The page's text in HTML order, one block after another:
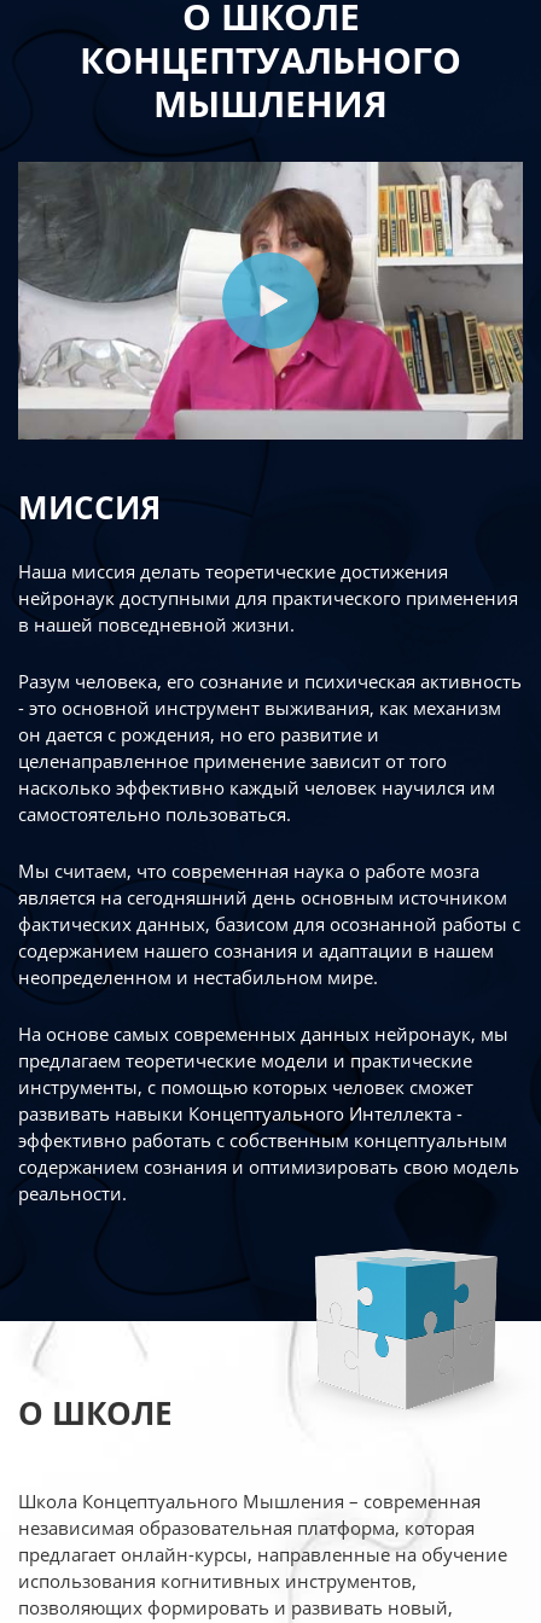
О ШКОЛЕ
КОНЦЕПТУАЛЬНОГО
МЫШЛЕНИЯ
МИССИЯ
Наша миссия делать теоретические достижения
нейронаук доступными для практического применения
в нашей повседневной жизни.
Разум человека, его сознание и психическая активность
- это основной инструмент выживания, как механизм
он дается с рождения, но его развитие и
целенаправленное применение зависит от того
насколько эффективно каждый человек научился им
самостоятельно пользоваться.
Мы считаем, что современная наука о работе мозга
является на сегодняшний день основным источником
фактических данных, базисом для осознанной работы с
содержанием нашего сознания и адаптации в нашем
неопределенном и нестабильном мире.
На основе самых современных данных нейронаук, мы
предлагаем теоретические модели и практические
инструменты, с помощью которых человек сможет
развивать навыки Концептуального Интеллекта -
эффективно работать с собственным концептуальным
содержанием сознания и оптимизировать свою модель
реальности.
О ШКОЛЕ
Школа Концептуального Мышления – современная
независимая образовательная платформа, которая
предлагает онлайн-курсы, направленные на обучение
использования когнитивных инструментов,
позволяющих формировать и развивать новый,